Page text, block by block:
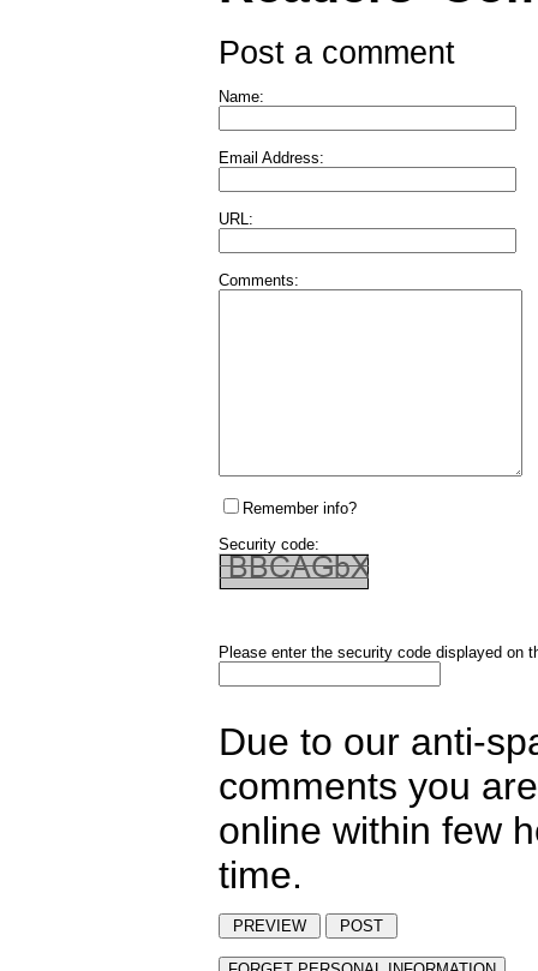
Post a comment
Name:
Email Address:
URL:
Comments:
Remember info?
Security code:
Please enter the security code displayed on
Due to our anti-
comments you
online within few
time.